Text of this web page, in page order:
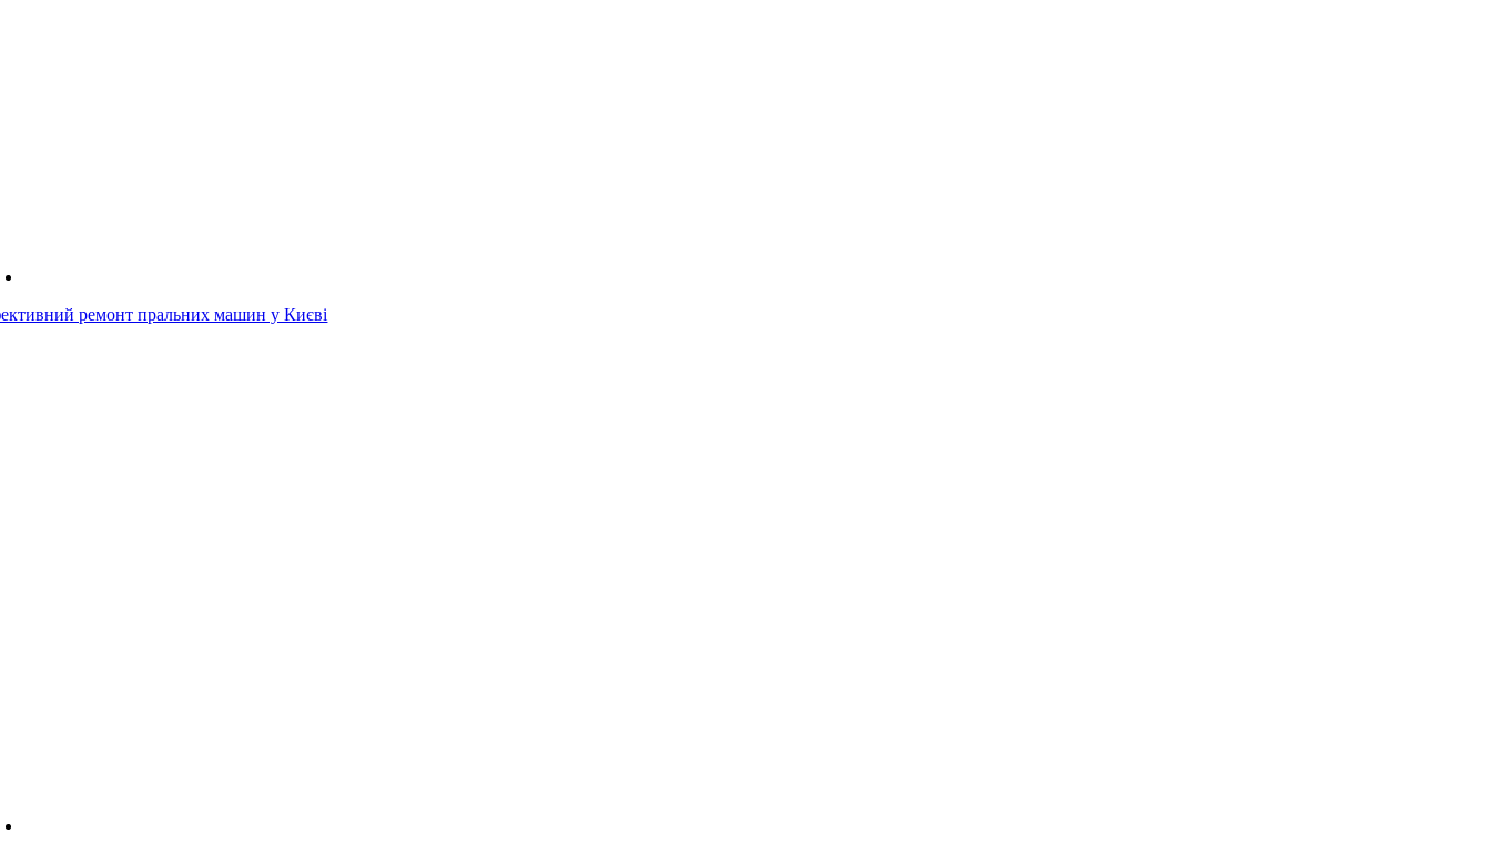
ремонт пральних машин у Києві